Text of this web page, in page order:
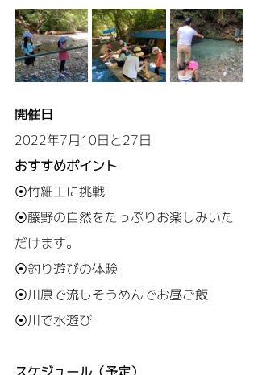
開催日
2022年7月10日と27日
おすすめポイント
⦿竹細工に挑戦
⦿藤野の自然をたっぷりお楽しみいた
だけます。
⦿釣り遊びの体験
⦿川原で流しそうめんでお昼ご飯
⦿川で水遊び